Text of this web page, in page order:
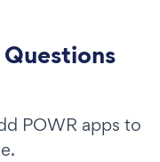
POWR apps to